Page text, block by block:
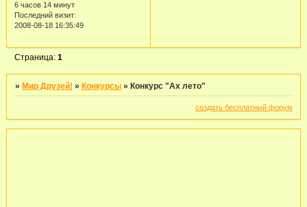
6 часов 14 минут
Последний визит:
2008-08-18 16:35:49
Страница:1
»Мир Друзей! »Конкурсы »Конкурс "Ах лето"
создать бесплатный форум